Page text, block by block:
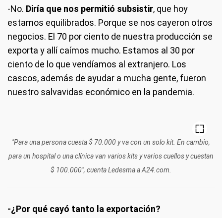
-No. Diría que nos permitió subsistir, que hoy
estamos equilibrados. Porque se nos cayeron otros
negocios. El 70 por ciento de nuestra producción se
exporta y allí caímos mucho. Estamos al 30 por
ciento de lo que vendíamos al extranjero. Los
cascos, además de ayudar a mucha gente, fueron
nuestro salvavidas económico en la pandemia.
"Para una persona cuesta $ 70.000 y va con un solo kit. En cambio,
para un hospital o una clínica van varios kits y varios cuellos y cuestan
$ 100.000", cuenta Ledesma a A24.com.
-¿Por qué cayó tanto la exportación?